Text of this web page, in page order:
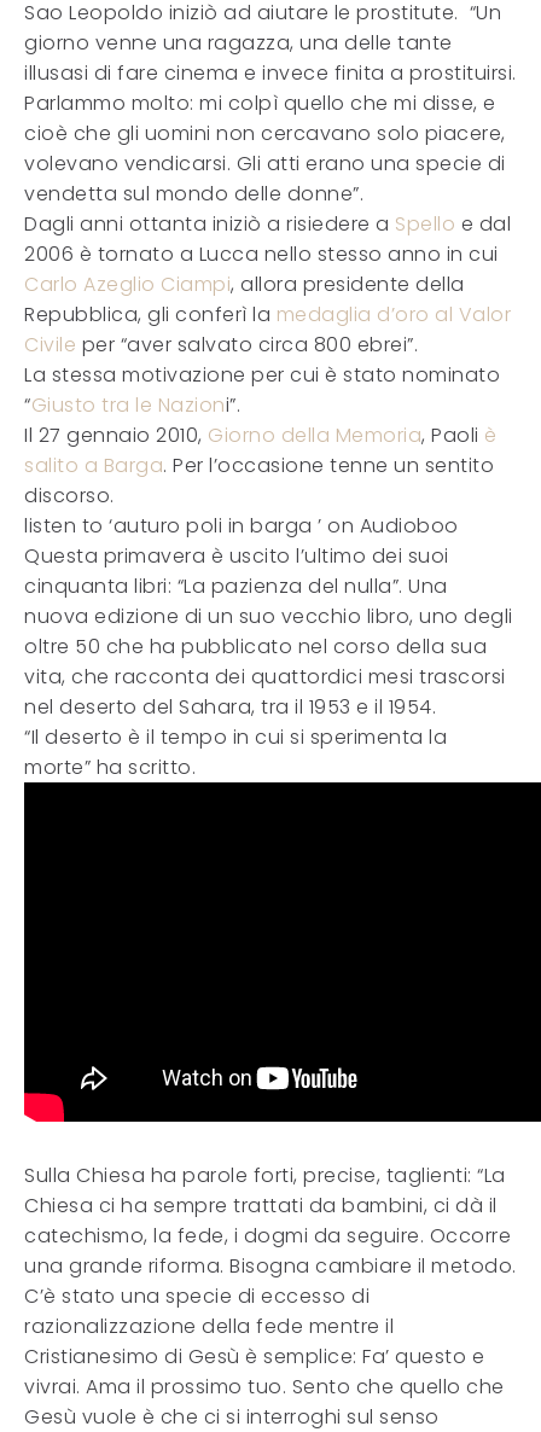
Sao Leopoldo iniziò ad aiutare le prostitute. “Un
giorno venne una ragazza, una delle tante
illusasi di fare cinema e invece finita a prostituirsi.
Parlammo molto: mi colpì quello che mi disse, e
cioè che gli uomini non cercavano solo piacere,
volevano vendicarsi. Gli atti erano una specie di
vendetta sul mondo delle donne”.
Dagli anni ottanta iniziò a risiedere a Spello e dal
2006 è tornato a Lucca nello stesso anno in cui
Carlo Azeglio Ciampi, allora presidente della
Repubblica, gli conferì la medaglia d’oro al Valor
Civile per “aver salvato circa 800 ebrei”.
La stessa motivazione per cui è stato nominato
“Giusto tra le Nazioni”.
Il 27 gennaio 2010, Giorno della Memoria, Paoli è
salito a Barga. Per l’occasione tenne un sentito
discorso.
listen to ‘auturo poli in barga ’ on Audioboo
Questa primavera è uscito l’ultimo dei suoi
cinquanta libri: “La pazienza del nulla”. Una
nuova edizione di un suo vecchio libro, uno degli
oltre 50 che ha pubblicato nel corso della sua
vita, che racconta dei quattordici mesi trascorsi
nel deserto del Sahara, tra il 1953 e il 1954.
“Il deserto è il tempo in cui si sperimenta la
morte” ha scritto.
Sulla Chiesa ha parole forti, precise, taglienti: “La
Chiesa ci ha sempre trattati da bambini, ci dà il
catechismo, la fede, i dogmi da seguire. Occorre
una grande riforma. Bisogna cambiare il metodo.
C’è stato una specie di eccesso di
razionalizzazione della fede mentre il
Cristianesimo di Gesù è semplice: Fa’ questo e
vivrai. Ama il prossimo tuo. Sento che quello che
Gesù vuole è che ci si interroghi sul senso